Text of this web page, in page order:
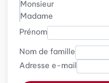
Monsieur
Madame
Prénom
Nom de famille
Adresse e-mail